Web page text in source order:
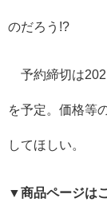
のだろう!?
予約締切は
を予定。価格等
してほしい。
▼商品ページは